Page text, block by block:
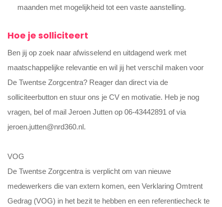
maanden met mogelijkheid tot een vaste aanstelling.
Hoe je solliciteert
Ben jij op zoek naar afwisselend en uitdagend werk met
maatschappelijke relevantie en wil jij het verschil maken voor
De Twentse Zorgcentra? Reager dan direct via de
solliciteerbutton en stuur ons je CV en motivatie. Heb je nog
vragen, bel of mail Jeroen Jutten op 06-43442891 of via
jeroen.jutten@nrd360.nl.
VOG
De Twentse Zorgcentra is verplicht om van nieuwe
medewerkers die van extern komen, een Verklaring Omtrent
Gedrag (VOG) in het bezit te hebben en een referentiecheck te